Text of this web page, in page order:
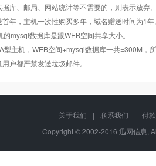
Linux Linux
库、邮局、网站统计等不需要的，则表示放弃
年，主机一次性购买多年，域名赠送时间为1年
mysql数据库是跟WEB空间共享大小。
型主机，WEB空间+mysql数据库一共=300M，
户都严禁发送垃圾邮件。
关于我们 | 联系我们 |
付
Copyright © 2002-2016 迅网信息,